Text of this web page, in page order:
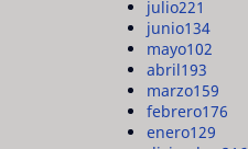
julio221
junio134
mayo102
abril193
marzo159
febrero176
enero129